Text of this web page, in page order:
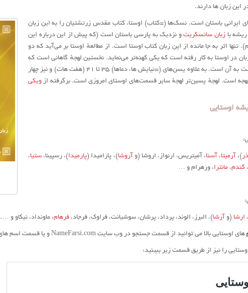
این زبان ها دارند.
ایرانی باستان است. نسک‌ها (=کتاب) اوستا، کتاب مقدس زرتشتیان را به این زبان
ریشه بازبان سانسکریتو نزدیک به پارسی باستان است (که پیش از این درباره این
تنها اثر به جا مانده از این زبان کتاب اوستا است. از مطالعهٔ اوستا بر می‌آید که دو
در اوستا به کار رفته است که یکی کهنه‌تر می‌نماید. نخستین لهجهٔ گاهانی است که
سروده‌های شخص زرتشت به آن است. به علاوه یسن‌های (=نیایش ها، دعاها) ۳۵ تا ۴۱ (هفت هات) و نیز چهار
ویکی
اوستایی
)، آرمیتا، آسنا، آمیتریس، ارنواز، اروشا (و آروشا)، پارامیدا (پارمیدا )، رسپینا، ستیا،
گندم، مانترا، ورهرام و …
ارشا (و آرشا)، البرز، الوند، پرداد، پرشان، سوشیانت، فراوک، فرجاد، فرهام، ماونداد، نیکاو و ….
های اوستایی بالا می توانید از قسمت جستجو در وب سایت NameFarsi.com و یا قسمت اسم های دختر و پسر استفاده کنید.
را نیز از طریق قسمت زیر ببینید: